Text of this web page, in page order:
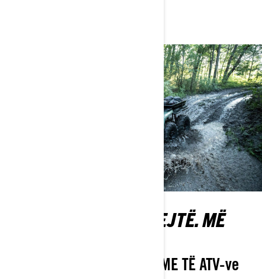
MË I SERTË. MË SHPEJTË. MË
NDIJENI MIRË TË FUQYSHME TË ATV-ve